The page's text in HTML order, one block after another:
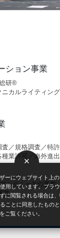
×
ーにウェブサイト上
用しています。ブラ
に閲覧される場合は
ことに同意したもの
をご覧ください。
ション事業
研®
カルライティン
／規格調査／特
業許可／海外進出
カデミー®の運営
営